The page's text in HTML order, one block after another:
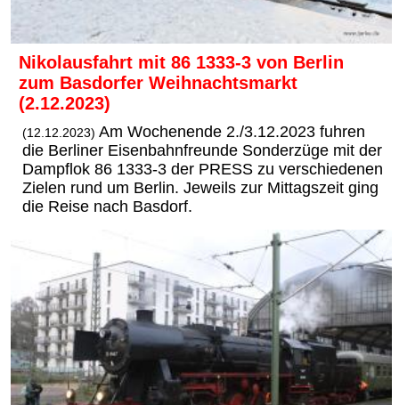
Nikolausfahrt mit 86 1333-3 von Berlin
zum Basdorfer Weihnachtsmarkt
(2.12.2023)
(12.12.2023) Am Wochenende 2./3.12.2023 fuhren
die Berliner Eisenbahnfreunde Sonderzüge mit der
Dampflok 86 1333-3 der PRESS zu verschiedenen
Zielen rund um Berlin. Jeweils zur Mittagszeit ging
die Reise nach Basdorf.